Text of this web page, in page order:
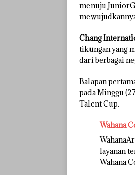
menuju
Chang
tikungan yang
dari berbagai
Balapan
pada Minggu
Talent Cup.
Wahana
layanan
Wahana